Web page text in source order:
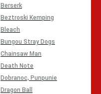
Berserk
Beztroski Kemping
Bleach
Bungou Stray Dogs
Chainsaw Man
Death Note
Dobranoc, Punpunie
Dragon Ball